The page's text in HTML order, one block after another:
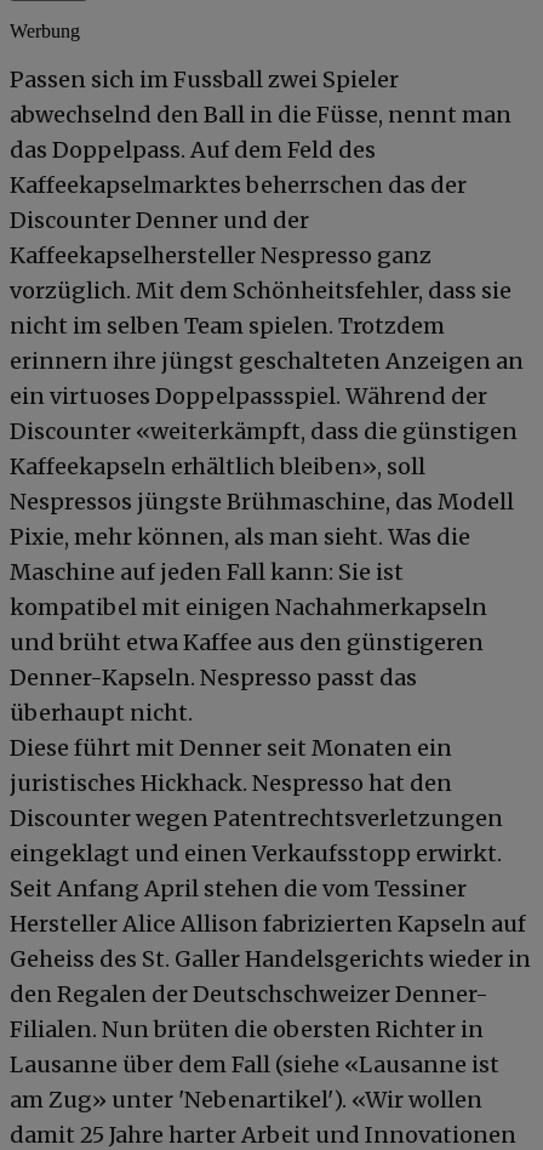
Werbung
Passen sich im Fussball zwei Spieler
abwechselnd den Ball in die Füsse, nennt man
das Doppelpass. Auf dem Feld des
Kaffeekapselmarktes beherrschen das der
Discounter Denner und der
Kaffeekapselhersteller Nespresso ganz
vorzüglich. Mit dem Schönheitsfehler, dass sie
nicht im selben Team spielen. Trotzdem
erinnern ihre jüngst geschalteten Anzeigen an
ein virtuoses Doppelpassspiel. Während der
Discounter «weiterkämpft, dass die günstigen
Kaffeekapseln erhältlich bleiben», soll
Nespressos jüngste Brühmaschine, das Modell
Pixie, mehr können, als man sieht. Was die
Maschine auf jeden Fall kann: Sie ist
kompatibel mit einigen Nachahmerkapseln
und brüht etwa Kaffee aus den günstigeren
Denner-Kapseln. Nespresso passt das
überhaupt nicht.
Diese führt mit Denner seit Monaten ein
juristisches Hickhack. Nespresso hat den
Discounter wegen Patentrechtsverletzungen
eingeklagt und einen Verkaufsstopp erwirkt.
Seit Anfang April stehen die vom Tessiner
Hersteller Alice Allison fabrizierten Kapseln auf
Geheiss des St. Galler Handelsgerichts wieder in
den Regalen der Deutschschweizer Denner-
Filialen. Nun brüten die obersten Richter in
Lausanne über dem Fall (siehe «Lausanne ist
am Zug» unter 'Nebenartikel'). «Wir wollen
damit 25 Jahre harter Arbeit und Innovationen